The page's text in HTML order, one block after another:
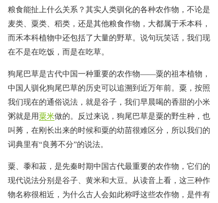
粮食能扯上什么关系？其实人类驯化的各种农作物，不论是
麦类、粟类、稻类，还是其他粮食作物，大都属于禾本科，
而禾本科植物中还包括了大量的野草。说句玩笑话，我们现
在不是在吃饭，而是在吃草。
狗尾巴草是古代中国一种重要的农作物——粟的祖本植物，
中国人驯化狗尾巴草的历史可以追溯到近万年前。粟，按照
我们现在的通俗说法，就是谷子，我们早晨喝的香甜的小米
粥就是用粟米做的。反过来说，狗尾巴草是粟的野生种，也
叫莠，在刚长出来的时候和粟的幼苗很难区分，所以我们的
词典里有“良莠不分”的说法。
粟、黍和菽，是先秦时期中国古代最重要的农作物，它们的
现代说法分别是谷子、黄米和大豆。从读音上看，这三种作
物名称很相近，为什么古人会如此称呼这些农作物，是件有